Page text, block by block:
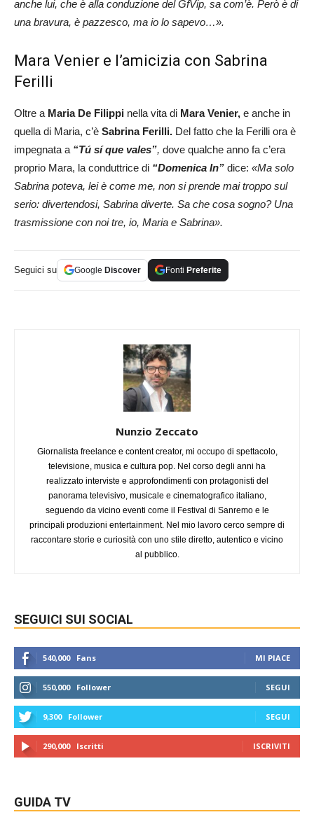
anche lui, che è alla conduzione del GfVip, sa com’è. Però è di
una bravura, è pazzesco, ma io lo sapevo…».
Mara Venier e l’amicizia con Sabrina
Ferilli
Oltre a Maria De Filippi nella vita di Mara Venier, e anche in
quella di Maria, c’è Sabrina Ferilli. Del fatto che la Ferilli ora è
impegnata a “Tú sí que vales”, dove qualche anno fa c’era
proprio Mara, la conduttrice di “Domenica In” dice: «Ma solo
Sabrina poteva, lei è come me, non si prende mai troppo sul
serio: divertendosi, Sabrina diverte. Sa che cosa sogno? Una
trasmissione con noi tre, io, Maria e Sabrina».
Seguici su Google Discover Fonti Preferite
Nunzio Zeccato
Giornalista freelance e content creator, mi occupo di spettacolo,
televisione, musica e cultura pop. Nel corso degli anni ha
realizzato interviste e approfondimenti con protagonisti del
panorama televisivo, musicale e cinematografico italiano,
seguendo da vicino eventi come il Festival di Sanremo e le
principali produzioni entertainment. Nel mio lavoro cerco sempre di
raccontare storie e curiosità con uno stile diretto, autentico e vicino
al pubblico.
SEGUICI SUI SOCIAL
540,000 Fans MI PIACE
550,000 Follower SEGUI
9,300 Follower SEGUI
290,000 Iscritti ISCRIVITI
GUIDA TV